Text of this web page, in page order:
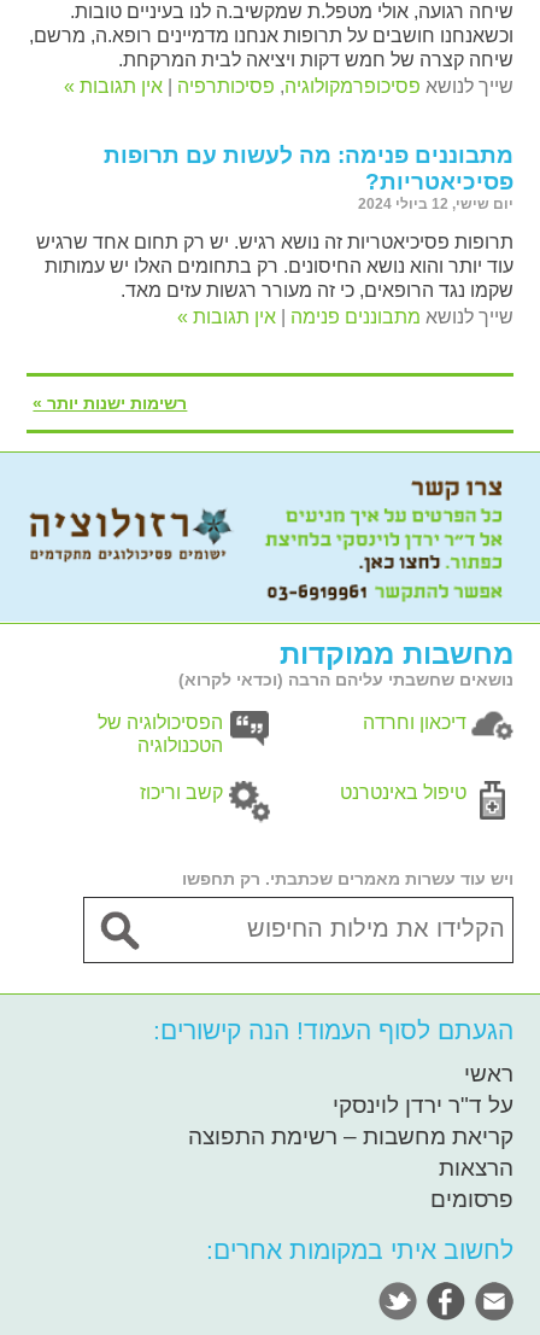
שיחה רגועה, אולי מטפל.ת שמקשיב.ה לנו בעיניים טובות.
וכשאנחנו חושבים על תרופות אנחנו מדמיינים רופא.ה, מרשם,
שיחה קצרה של חמש דקות ויציאה לבית המרקחת.
שייך לנושא פסיכופרמקולוגיה, פסיכותרפיה |אין תגובות »
מתבוננים פנימה: מה לעשות עם תרופות
פסיכיאטריות?
יום שישי, 12 ביולי 2024
תרופות פסיכיאטריות זה נושא רגיש. יש רק תחום אחד שרגיש
עוד יותר והוא נושא החיסונים. רק בתחומים האלו יש עמותות
שקמו נגד הרופאים, כי זה מעורר רגשות עזים מאד.
שייך לנושא מתבוננים פנימה |אין תגובות »
רשימות ישנות יותר »
מחשבות ממוקדות
נושאים שחשבתי עליהם הרבה (וכדאי לקרוא)
דיכאון וחרדה
הפסיכולוגיה של
הטכנולוגיה
טיפול באינטרנט קשב וריכוז
ויש עוד עשרות מאמרים שכתבתי. רק תחפשו
הגעתם לסוף העמוד! הנה קישורים:
ראשי
על ד"ר ירדן לוינסקי
קריאת מחשבות – רשימת התפוצה
הרצאות
פרסומים
לחשוב איתי במקומות אחרים: